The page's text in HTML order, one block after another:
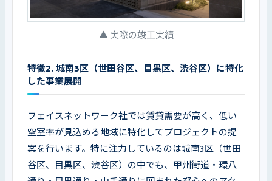
▲ 実際の竣工実績
特徴2. 城南3区（世田谷区、目黒区、渋谷区）に特化
した事業展開
フェイスネットワーク社では賃貸需要が高く、低い
空室率が見込める地域に特化してプロジェクトの提
案を行います。特に注力しているのは城南3区（世田
谷区、目黒区、渋谷区）の中でも、甲州街道・環八